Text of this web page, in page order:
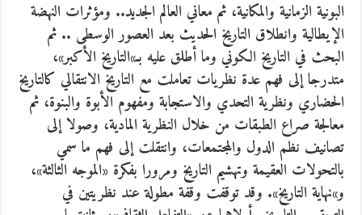
البونية الزمانية والمكانية، ثم معاني العالم الجديد.. ومؤثرات النهضة
الإيطالية وانطلاق التاريخ الحديث بعد العصور الوسطى .. ثم
البحث في التاريخ الكوني وما أطلق عليه بـ»التاريخ الأكبر»،
متدرجا إلى فهم عدة نظريات تعاملت مع التاريخ الانتقالي كالتاريخ
الحضاري ونظرية التحدي والاستجابة ومفهوم الأبوة والبنوة، ثم
معالجة صراع الطبقات من خلال النظرية المادية، وصولا إلى
تصانيف نظم الدول والمجتمعات، وانتقلت إلى فهم ما سمي
بالتحولات العقيمة وتهشيم التاريخ ومرورا بفكرة «الموجه الثالثة»،
و»نهاية التاريخ». وقد توقفت وقفة مطولة عند نظريتين في